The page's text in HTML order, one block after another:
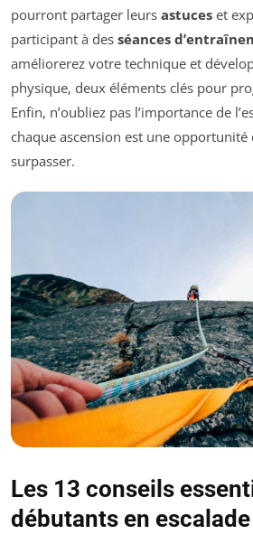
pourront partager leurs astuces et
participant à des séances
améliorerez votre technique et
physique, deux éléments clés pour
Enfin, n’oubliez pas l’importance de
chaque ascension est une opportunité
surpasser.
Les 13 conseils
débutants en escalade